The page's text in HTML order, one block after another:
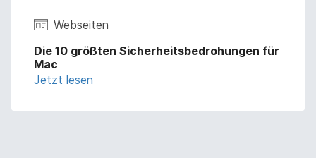
Webseiten
Die 10 größten Sicherheitsbedrohungen für
Mac
Jetzt lesen